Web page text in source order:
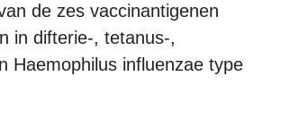
de zes vaccinantigenen
in difterie-, tetanus-,
Haemophilus influenzae type